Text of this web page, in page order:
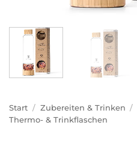
Start / Zubereiten & Trinken /
Thermo- & Trinkflaschen